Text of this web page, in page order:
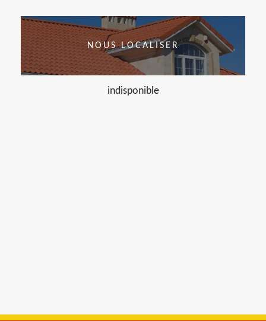
NOUS LOCALISER
indisponible